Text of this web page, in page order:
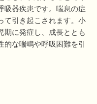
吸器疾患です。喘息の症
て引き起こされます。小
期に発症し、成長ととも
的な喘鳴や呼吸困難を引